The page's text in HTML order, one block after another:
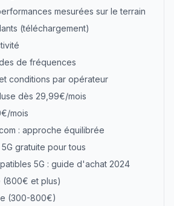
mesurées sur le terrain
(téléchargement)
de fréquences
conditions par opérateur
dès 29,99€/mois
mois
: approche équilibrée
gratuite pour tous
5G : guide d'achat 2024
(800€ et plus)
(300-800€)